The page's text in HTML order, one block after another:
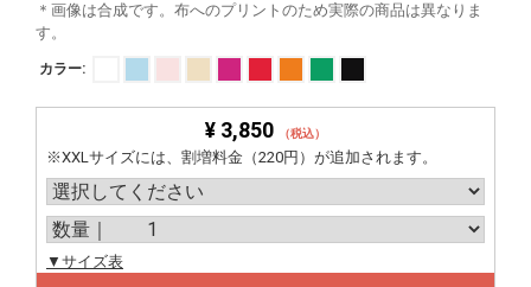
＊画像は合成です。布へのプリントのため実際の商品は異なりま
す。
カラー:
¥ 3,850 （税込）
※XXLサイズには、割増料金（220円）が追加されます。
▼サイズ表